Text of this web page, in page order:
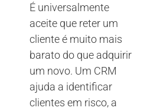
É universalmente
aceite que reter um
cliente é muito mais
barato do que adquirir
um novo. Um CRM
ajuda a identificar
clientes em risco, a